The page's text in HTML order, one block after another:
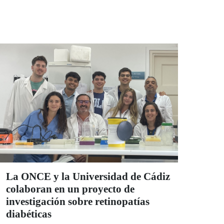
una persona sordociega, una de las 50 en
España que tiene el Síndrome de Wolfram,
una enfermedad considerada rara entre las
raras. Pero él no se siente raro por ser
investigador en la España del 23. De
inteligencia, normal, dice, aunque sus
respuestas le delatan. | LUIS GRESA
La ONCE y la Universidad de Cádiz
colaboran en un proyecto de
investigación sobre retinopatías
diabéticas